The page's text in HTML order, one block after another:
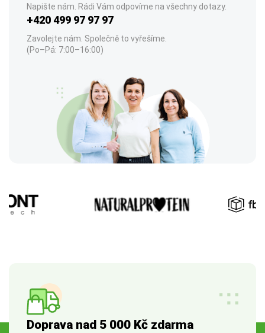
Napište nám. Rádi Vám odpovíme na všechny dotazy.
+420 499 97 97 97
Zavolejte nám. Společně to vyřešíme.
(Po–Pá: 7:00–16:00)
Doprava nad 5 000 Kč zdarma